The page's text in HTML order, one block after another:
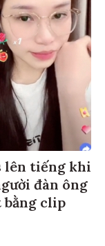
tiếng khi
đàn ông
bằng clip